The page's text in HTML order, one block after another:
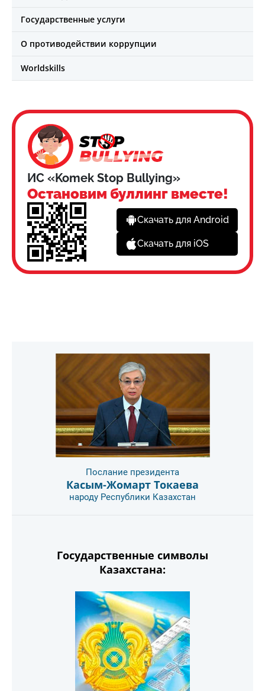
Государственные услуги
О противодействии коррупции
Worldskills
ИС «Komek Stop Bullying»
Остановим буллинг вместе!
Скачать для Android
Скачать для iOS
Послание президента
Касым-Жомарт Токаева
народу Республики Казахстан
Государственные символы
Казахстана: